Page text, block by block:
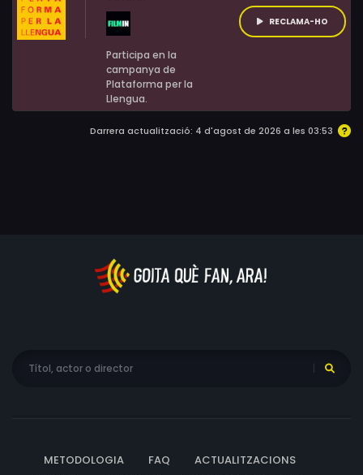
Participa en la
campanya de
Plataforma per la
Llengua.
RECLAMA-HO
Darrera actualització: 4 d'agost de 2026 a les 03:53
METODOLOGIA FAQ
ACTUALITZACIONS